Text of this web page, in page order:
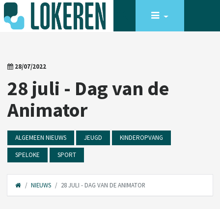
28/07/2022
28 juli - Dag van de
Animator
ALGEMEEN NIEUWS JEUGD KINDEROPVANG
SPELOKE SPORT
NIEUWS 28 JULI - DAG VAN DE ANIMATOR